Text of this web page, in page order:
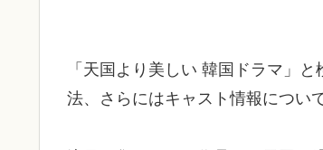
「天国より美しい 韓国ドラマ」
法、さらにはキャスト情報につい